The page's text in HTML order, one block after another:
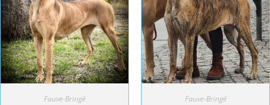
Fauve-Bringé Fauve-Bringé